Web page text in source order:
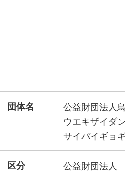
団体名
公益財団法人
ウエキザイダ
サイバイギョ
区分 公益財団法人